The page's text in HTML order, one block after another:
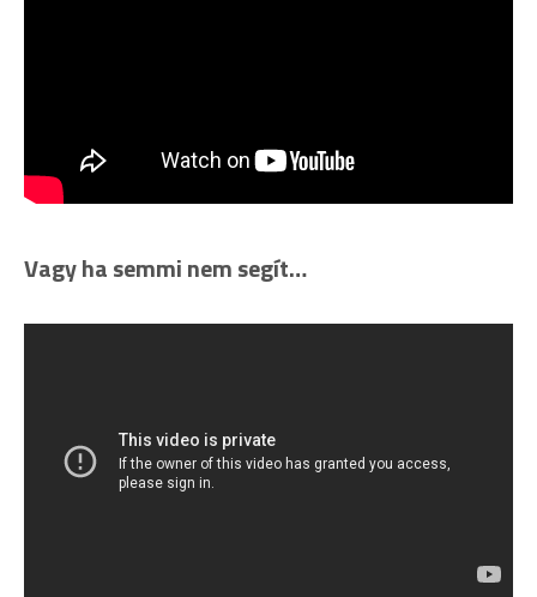
Vagy ha semmi nem segít…